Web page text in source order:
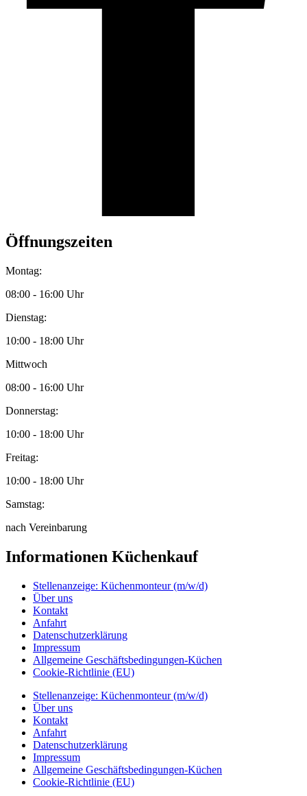
Öffnungszeiten
Montag:
08:00 - 16:00 Uhr
Dienstag:
10:00 - 18:00 Uhr
Mittwoch
08:00 - 16:00 Uhr
Donnerstag:
10:00 - 18:00 Uhr
Freitag:
10:00 - 18:00 Uhr
Samstag:
nach Vereinbarung
Informationen Küchenkauf
Stellenanzeige: Küchenmonteur (m/w/d)
Über uns
Kontakt
Anfahrt
Datenschutzerklärung
Impressum
Allgemeine Geschäftsbedingungen-Küchen
Cookie-Richtlinie (EU)
Stellenanzeige: Küchenmonteur (m/w/d)
Über uns
Kontakt
Anfahrt
Datenschutzerklärung
Impressum
Allgemeine Geschäftsbedingungen-Küchen
Cookie-Richtlinie (EU)